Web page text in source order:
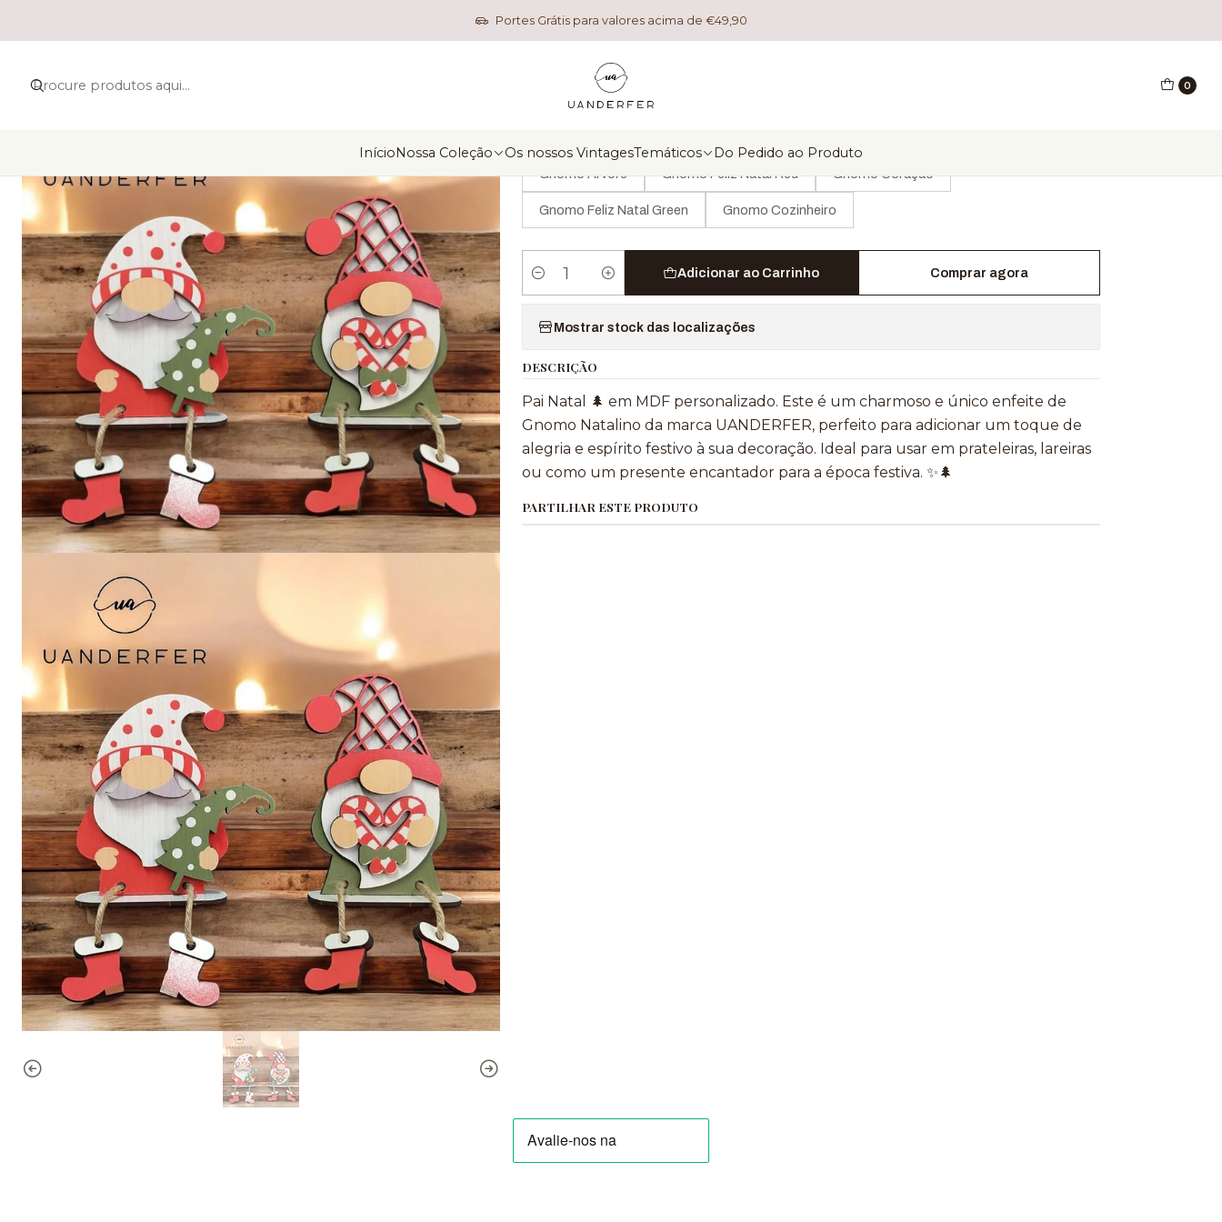
0
InícioNossa Coleção Os nossos VintagesTemáticos Do Pedido ao Produto
Portes Grátis para valores acima de €49,90
Início Temáticos Natal Pai Natal
Pai Natal
MODELO
Gnomo Arvore
Gnomo Feliz Natal Red Gnomo Coração
Gnomo Feliz Natal Green Gnomo Cozinheiro
Quantidade
Adicionar ao Carrinho Comprar agora
Mostrar stock das localizações
DESCRIÇÃO
Pai Natal 🌲 em MDF personalizado. Este é um charmoso e único enfeite de
Gnomo Natalino da marca UANDERFER, perfeito para adicionar um toque de
alegria e espírito festivo à sua decoração. Ideal para usar em prateleiras, lareiras
ou como um presente encantador para a época festiva. ✨🌲
PARTILHAR ESTE PRODUTO